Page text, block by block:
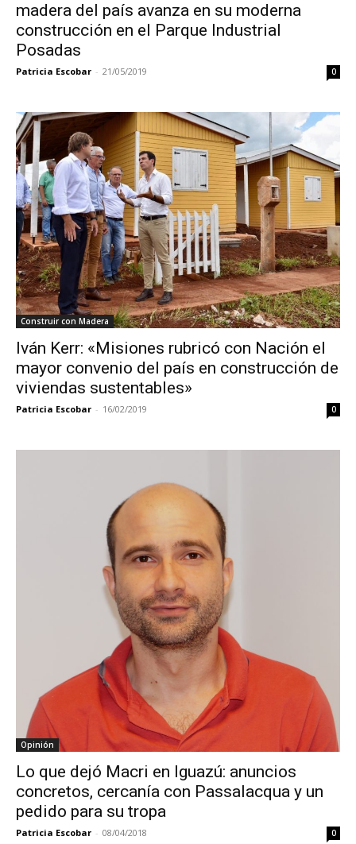
madera del país avanza en su moderna
construcción en el Parque Industrial
Posadas
Patricia Escobar - 21/05/2019 0
Construir con Madera
Iván Kerr: «Misiones rubricó con Nación el
mayor convenio del país en construcción de
viviendas sustentables»
Patricia Escobar - 16/02/2019 0
Opinión
Lo que dejó Macri en Iguazú: anuncios
concretos, cercanía con Passalacqua y un
pedido para su tropa
Patricia Escobar - 08/04/2018 0